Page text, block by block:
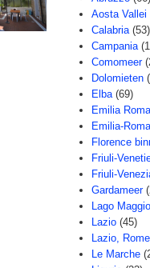
Aosta Vallei
Calabria (53)
Campania
Comomeer
Dolomieten
Elba (69)
Emilia
Emilia-
Florence
Friuli-
Friuli-
Gardameer
Lago
Lazio (45)
Lazio, Rome
Le Marche